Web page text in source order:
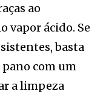
ao
vapor ácido. Se
basta
com um
a limpeza